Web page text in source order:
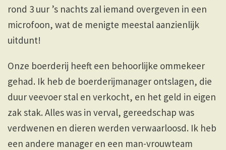
rond 3 uur ’s nachts zal iemand overgeven in een
microfoon, wat de menigte meestal aanzienlijk
uitdunt!
Onze boerderij heeft een behoorlijke ommekeer
gehad. Ik heb de boerderijmanager ontslagen, die
duur veevoer stal en verkocht, en het geld in eigen
zak stak. Alles was in verval, gereedschap was
verdwenen en dieren werden verwaarloosd. Ik heb
een andere manager en een man-vrouwteam